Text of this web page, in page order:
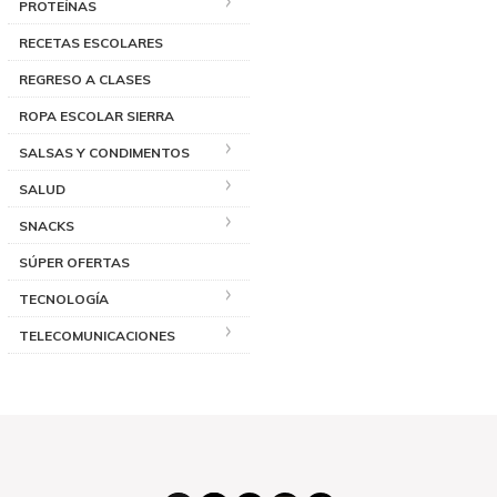
PROTEÍNAS
RECETAS ESCOLARES
REGRESO A CLASES
ROPA ESCOLAR SIERRA
SALSAS Y CONDIMENTOS
SALUD
SNACKS
SÚPER OFERTAS
TECNOLOGÍA
TELECOMUNICACIONES